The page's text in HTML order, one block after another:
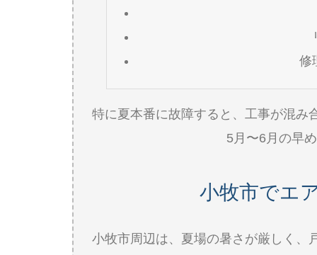
修
特に夏本番に故障すると、工事が混み
5月〜6月の早
小牧市でエ
小牧市周辺は、夏場の暑さが厳しく、